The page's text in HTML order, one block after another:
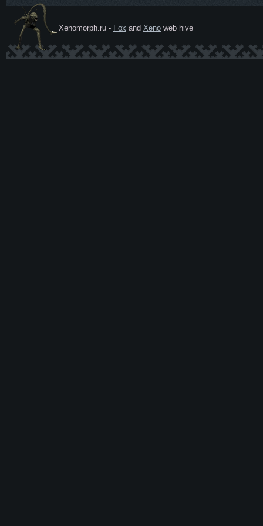
Ксеномо
Xenomorph.ru - Fox and Xeno web hive